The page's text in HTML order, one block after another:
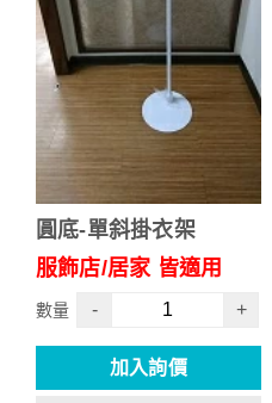
圓底-單斜掛衣架
服飾店/居家 皆適用
數量 - +
加入詢價